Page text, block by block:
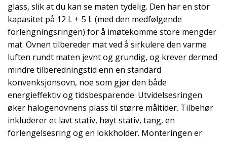
glass, slik at du kan se maten tydelig. Den har en stor
kapasitet på 12 L + 5 L (med den medfølgende
forlengningsringen) for å imøtekomme store mengder
mat. Ovnen tilbereder mat ved å sirkulere den varme
luften rundt maten jevnt og grundig, og krever dermed
mindre tilberedningstid enn en standard
konvenksjonsovn, noe som gjør den både
energieffektiv og tidsbesparende. Utvidelsesringen
øker halogenovnens plass til større måltider. Tilbehør
inkluderer et lavt stativ, høyt stativ, tang, en
forlengelsesring og en lokkholder. Monteringen er